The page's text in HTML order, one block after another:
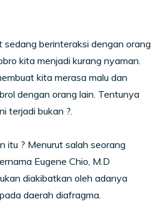
sedang berinteraksi dengan orang
kita menjadi kurang nyaman.
kita merasa malu dan
dengan orang lain. Tentunya
terjadi bukan ?.
itu ? Menurut salah seorang
Eugene Chio, M.D
diakibatkan oleh adanya
daerah diafragma.